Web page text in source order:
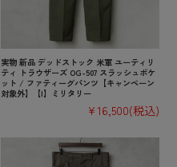
実物 新品 デッドストック 米軍 ユーティリ
ティ トラウザーズ OG-507 スラッシュポケ
ット / ファティーグパンツ【キャンペーン
対象外】【I】ミリタリー
¥16,500(税込)